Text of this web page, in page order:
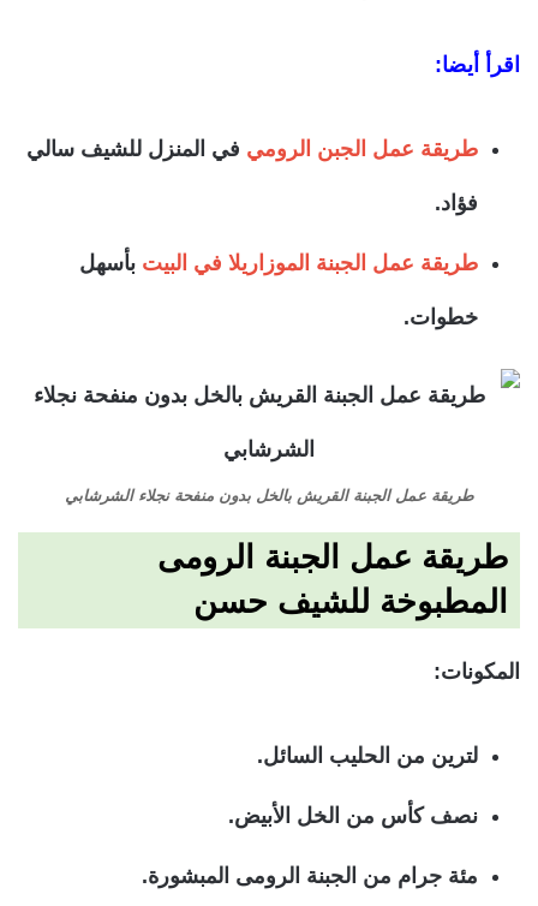
اقرأ أيضا:
طريقة عمل الجبن الرومي في المنزل للشيف سالي
فؤاد.
طريقة عمل الجبنة الموزاريلا في البيت بأسهل
خطوات.
طريقة عمل الجبنة القريش بالخل بدون منفحة نجلاء الشرشابي
طريقة عمل الجبنة الرومى
المطبوخة للشيف حسن
المكونات:
لترين من الحليب السائل.
نصف كأس من الخل الأبيض.
مئة جرام من الجبنة الرومى المبشورة.